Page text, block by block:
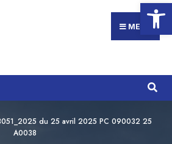
Ouvrir
MENU
du 25 avril 2025 PC 090032 25
A0038